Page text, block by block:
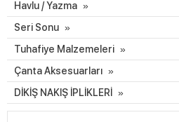
Havlu / Yazma
Seri Sonu
Tuhafiye Malzemeleri
Çanta Aksesuarları
DİKİŞ NAKIŞ İPLİKLERİ